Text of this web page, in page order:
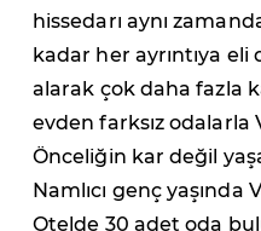
hissedarı aynı
kadar her ayrıntıya
alarak çok daha fazla
evden farksız odalarla
Önceliğin kar değil
Namlıcı genç yaşında
Otelde 30 adet oda